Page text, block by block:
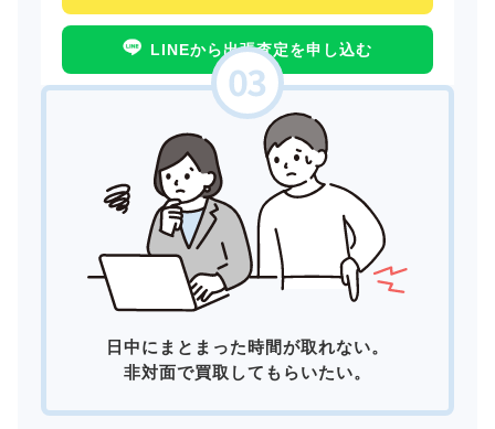
LINEから出張査定を申し込む
日中にまとまった時間が取れない。
非対面で買取してもらいたい。